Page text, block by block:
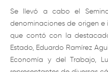
Se llevó a cabo el
denominaciones de origen
que contó con la
Estado, Eduardo Ramírez
Economía y del Trabajo,